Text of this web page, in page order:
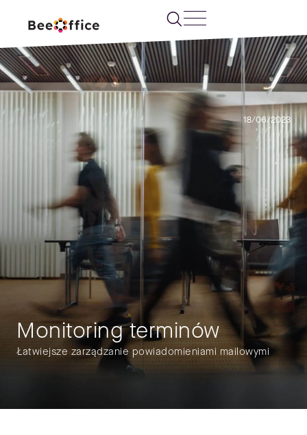
18/06/2023
Monitoring terminów
Łatwiejsze zarządzanie powiadomieniami mailowymi